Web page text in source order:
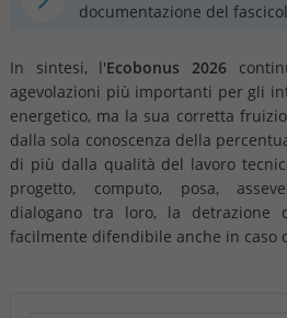
documentazione del
In sintesi, l'Ecobonus 2026
agevolazioni più importanti per gli
energetico, ma la sua corretta
dalla sola conoscenza della
di più dalla qualità del lavoro
progetto, computo, posa,
dialogano tra loro, la
facilmente difendibile anche in caso